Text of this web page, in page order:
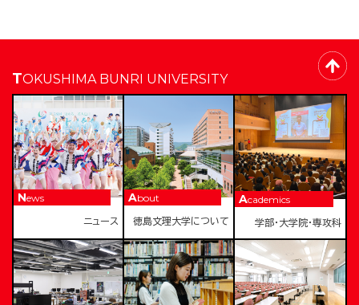
TOKUSHIMA BUNRI UNIVERSITY
News
ニュース
About
徳島文理大学について
Academics
学部・大学院・専攻科